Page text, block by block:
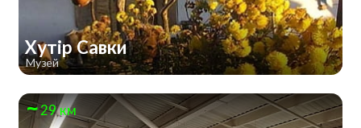
Хутір Савки
Музей
29 км